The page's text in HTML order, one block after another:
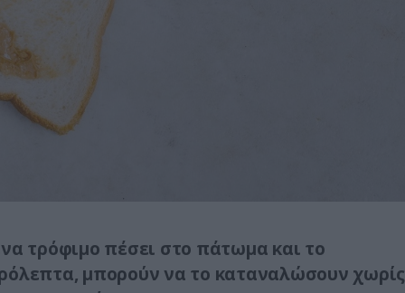
τρόφιμο πέσει στο πάτωμα και το
μπορούν να το καταναλώσουν χωρίς